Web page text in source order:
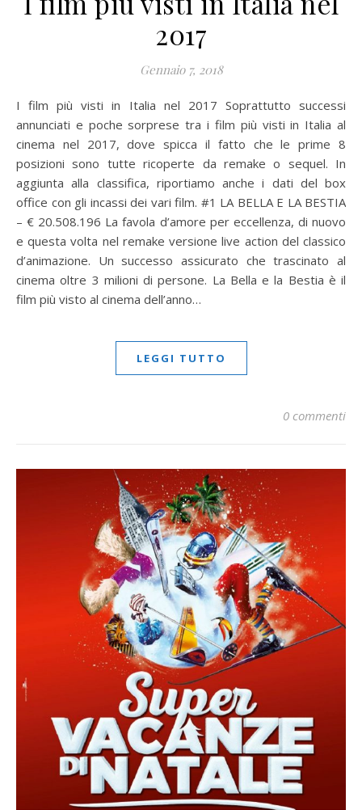
2017
Gennaio 7, 2018
I film più visti in Italia nel 2017 Soprattutto successi
annunciati e poche sorprese tra i film più visti in Italia al
cinema nel 2017, dove spicca il fatto che le prime 8
posizioni sono tutte ricoperte da remake o sequel. In
aggiunta alla classifica, riportiamo anche i dati del box
office con gli incassi dei vari film. #1 LA BELLA E LA BESTIA
– € 20.508.196 La favola d’amore per eccellenza, di nuovo
e questa volta nel remake versione live action del classico
d’animazione. Un successo assicurato che trascinato al
cinema oltre 3 milioni di persone. La Bella e la Bestia è il
film più visto al cinema dell’anno…
LEGGI TUTTO
0 commenti